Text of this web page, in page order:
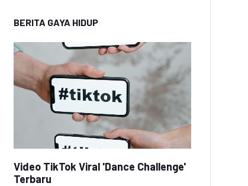
BERITA GAYA HIDUP
Video TikTok Viral 'Dance Challenge'
Terbaru